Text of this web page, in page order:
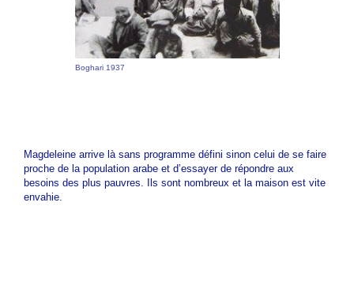
Boghari 1937
Magdeleine arrive là sans programme défini sinon celui de se faire
proche de la population arabe et d’essayer de répondre aux
besoins des plus pauvres. Ils sont nombreux et la maison est vite
envahie.